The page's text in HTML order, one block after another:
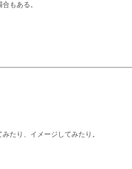
もある。
たり、イメージしてみたり。